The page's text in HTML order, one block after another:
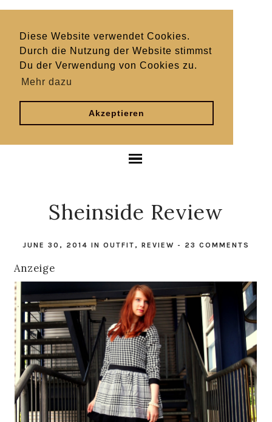
Diese Website verwendet Cookies.
Durch die Nutzung der Website stimmst
Du der Verwendung von Cookies zu.
Mehr dazu
Akzeptieren
Sheinside Review
JUNE 30, 2014 IN OUTFIT , REVIEW - 23 COMMENTS
Anzeige